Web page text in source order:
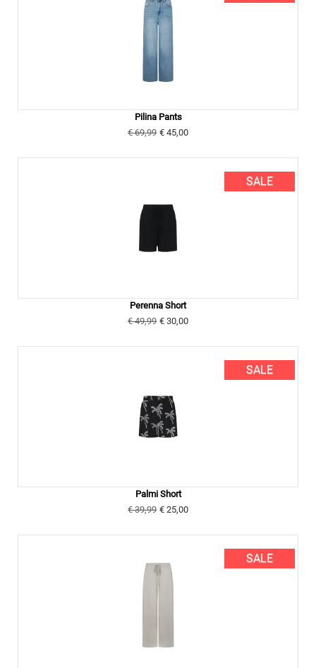
Pilina Pants
€ 69,99 € 45,00
SALE
Perenna Short
€ 49,99 € 30,00
SALE
Palmi Short
€ 39,99 € 25,00
SALE